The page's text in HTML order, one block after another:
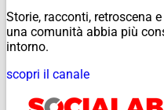
Storie, racconti, retroscena
una comunità abbia più
intorno.
scopri il canale